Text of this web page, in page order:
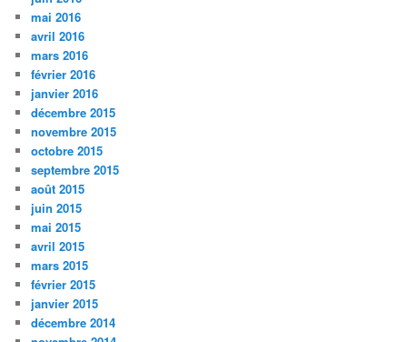
mai 2016
avril 2016
mars 2016
février 2016
janvier 2016
décembre 2015
novembre 2015
octobre 2015
septembre 2015
août 2015
juin 2015
mai 2015
avril 2015
mars 2015
février 2015
janvier 2015
décembre 2014